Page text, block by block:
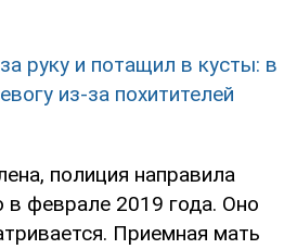
руку и потащил в кусты: в
из-за похитителей
полиция направила
в феврале 2019 года. Оно
Приемная мать